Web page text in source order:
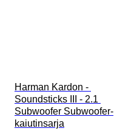
Harman Kardon -
Soundsticks III - 2.1
Subwoofer Subwoofer-
kaiutinsarja